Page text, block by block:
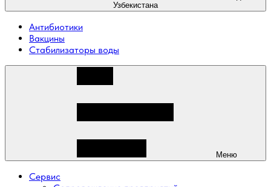
Узбекистана
Антибиотики
Вакцины
Стабилизаторы воды
Меню
Сервис